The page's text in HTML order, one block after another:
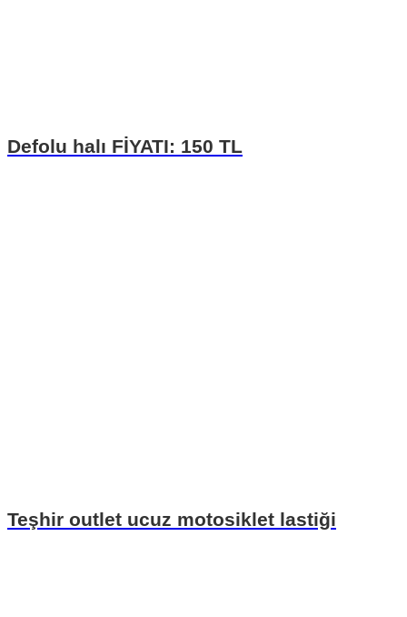
Defolu halı FİYATI: 150 TL
Teşhir outlet ucuz motosiklet lastiği